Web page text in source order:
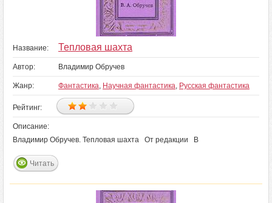
Название: Тепловая шахта
Автор: Владимир Обручев
Жанр: Фантастика, Научная фантастика, Русская фантастика
Рейтинг:
Описание:
Владимир Обручев. Тепловая шахта От редакции В
Читать